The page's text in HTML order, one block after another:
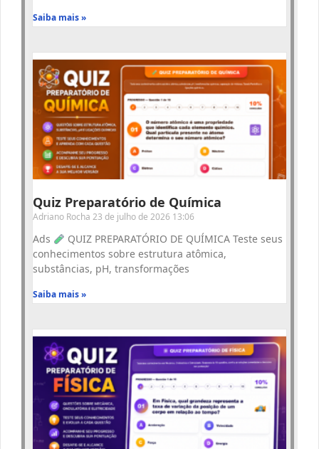
Saiba mais »
Quiz Preparatório de Química
Adriano Rocha 23 de julho de 2026 13:06
Ads
QUIZ PREPARATÓRIO DE QUÍMICA Teste seus
conhecimentos sobre estrutura atômica,
substâncias, pH, transformações
Saiba mais »